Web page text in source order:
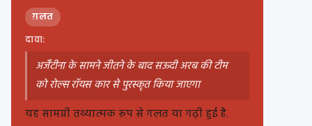
ग़लत
दावा:
अर्जेंटीना के सामने जीतने के बाद सऊदी अरब की टीम
को रोल्स रॉयस कार से पुरस्कृत किया जाएगा
यह सामग्री तथ्यात्मक रूप से गलत या गढ़ी हुई है.